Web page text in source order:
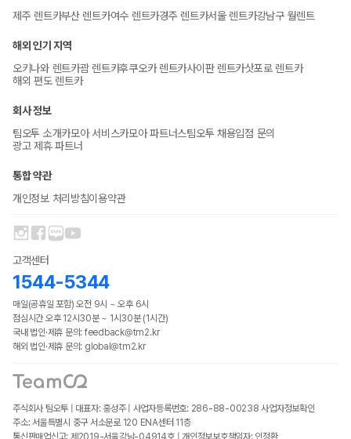
제주 렌트카부산 렌트카여수 렌트카경주 렌트카서울 렌트카강남구 월렌트
해외 인기 지역
오키나와 렌트카괌 렌트카후쿠오카 렌트카사이판 렌트카삿포로 렌트카
해외 편도 렌트카
회사 정보
팀오투 소개카모아 서비스카모아 파트너스팀오투 채용입점 문의
광고 제휴 파트너
통합 약관
개인정보 처리방침이용약관
고객센터
1544-5344
매일(공휴일 포함) 오전 9시 ~ 오후 6시
점심시간 오후 12시30분 ~ 1시30분 (1시간)
국내 법인·제휴 문의: feedback@tm2.kr
해외 법인·제휴 문의: global@tm2.kr
주식회사 팀오투 | 대표자: 홍성주 | 사업자등록번호: 286-88-00238 사업자정보확인
주소: 서울특별시 중구 서소문로 120 ENA센터 11층
통신판매업신고: 제2019-서울강남-04914호 | 개인정보보호책임자: 인정환